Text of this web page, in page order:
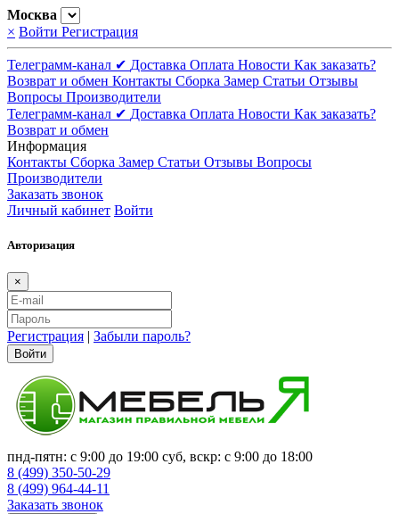
Москва
× Войти Регистрация
Телеграмм-канал ✔ Доставка Оплата Новости Как заказать?
Возврат и обмен Контакты Сборка Замер Статьи Отзывы
Вопросы Производители
Телеграмм-канал ✔ Доставка Оплата Новости Как заказать?
Возврат и обмен
Информация
Контакты Сборка Замер Статьи Отзывы Вопросы
Производители
Заказать звонок
Личный кабинет Войти
Авторизация
×
Регистрация | Забыли пароль?
Войти
пнд-пятн: с 9:00 до 19:00 суб, вскр: с 9:00 до 18:00
8 (499) 350-50-29
8 (499) 964-44-11
Заказать звонок